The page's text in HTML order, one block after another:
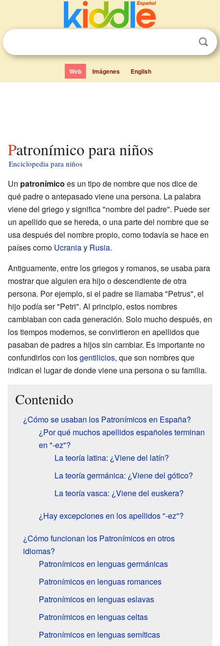
Web Imágenes English
Patronímico para niños
Enciclopedia para niños
Un patronímico es un tipo de nombre que nos dice de
qué padre o antepasado viene una persona. La palabra
viene del griego y significa "nombre del padre". Puede ser
un apellido que se hereda, o una parte del nombre que se
usa después del nombre propio, como todavía se hace en
países como Ucraniay Rusia.
Antiguamente, entre los griegos y romanos, se usaba para
mostrar que alguien era hijo o descendiente de otra
persona. Por ejemplo, si el padre se llamaba "Petrus", el
hijo podía ser "Petri". Al principio, estos nombres
cambiaban con cada generación. Solo mucho después, en
los tiempos modernos, se convirtieron en apellidos que
pasaban de padres a hijos sin cambiar. Es importante no
confundirlos con losgentilicios, que son nombres que
indican el lugar de donde viene una persona o su familia.
Contenido
¿Cómo se usaban los Patronímicos en España?
¿Por qué muchos apellidos españoles terminan
en "-ez"?
La teoría latina: ¿Viene del latín?
La teoría germánica: ¿Viene del gótico?
La teoría vasca: ¿Viene del euskera?
¿Hay excepciones en los apellidos "-ez"?
¿Cómo funcionan los Patronímicos en otros
idiomas?
Patronímicos en lenguas germánicas
Patronímicos en lenguas romances
Patronímicos en lenguas eslavas
Patronímicos en lenguas celtas
Patronímicos en lenguas semíticas